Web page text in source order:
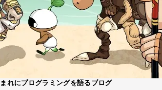
れにプログラミングを語るブログ